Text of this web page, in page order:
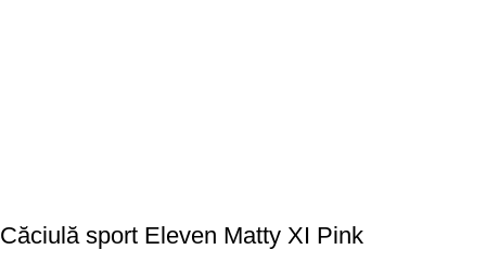
Căciulă sport Eleven Matty XI Pink